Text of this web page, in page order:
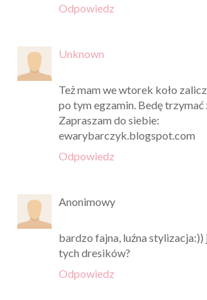
Odpowiedz
Unknown
Też mam we wtorek koło
po tym egzamin. Bedę
Zapraszam do siebie:
ewarybarczyk.blogspot.com
Odpowiedz
Anonimowy
bardzo fajna, luźna
tych dresików?
Odpowiedz